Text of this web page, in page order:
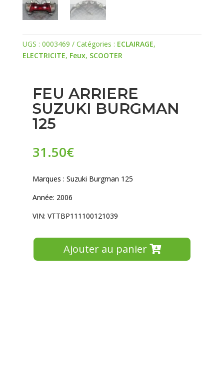
UGS : 0003469 Catégories : ECLAIRAGE,
ELECTRICITE, Feux, SCOOTER
FEU ARRIERE
SUZUKI BURGMAN
125
31.50€
Marques : Suzuki Burgman 125
Année: 2006
VIN: VTTBP111100121039
Ajouter au panier